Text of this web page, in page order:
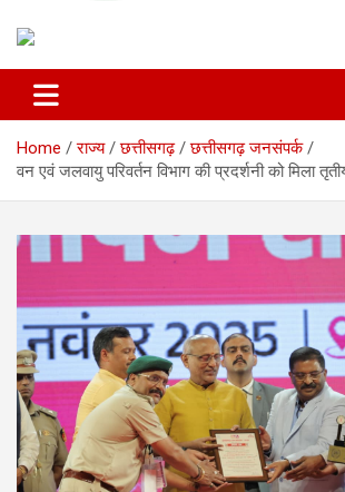
kotwar.in
Home राज्य छत्तीसगढ़
छत्तीसगढ़ जनसंपर्क
वन एवं जलवायु परिवर्तन विभाग की प्रदर्शनी को मिला